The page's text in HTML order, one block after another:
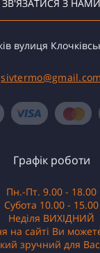
ЗВ'ЯЗАТИСЯ З НАМИ
вулиця
sivtermo@gmail.com
Графік роботи
Пн.-Пт. 9.00 - 18.00
Субота 10.00 - 15.00
Неділя ВИХІДНИЙ
на сайті Ви
зручний для